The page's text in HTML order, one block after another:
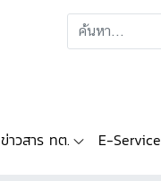
ข่าวสาร ทต. E-Service